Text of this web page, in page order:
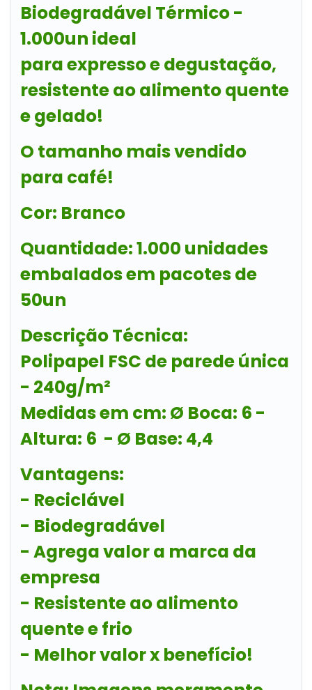
Biodegradável Térmico -
1.000un ideal
paraexpressoedegustação,
resistente ao alimento quente
e gelado!
O tamanho mais vendido
para café!
Cor: Branco
Quantidade:1.000 unidades
embalados em pacotes de
50un
Descrição Técnica:
Polipapel FSC de parede única
- 240g/m²
Medidas em cm: Ø Boca: 6 -
Altura: 6 - Ø Base: 4,4
Vantagens:
- Reciclável
- Biodegradável
- Agrega valor a marca da
empresa
- Resistente ao alimento
quente e frio
- Melhor valor x benefício!